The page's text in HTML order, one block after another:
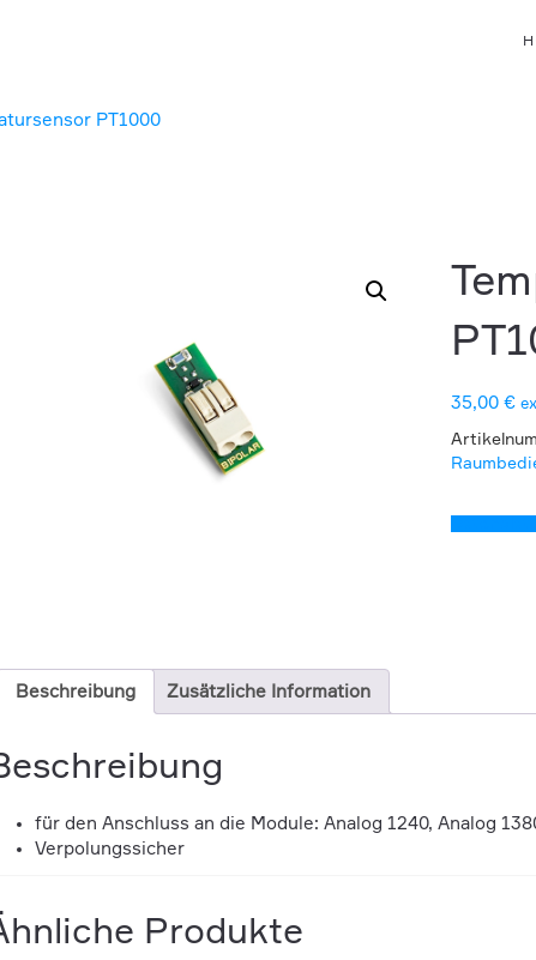
PT1000
35,00€
Beschreibung Zusätzliche Information
für den Anschluss an die Module: Analog 1240, Analog
Verpolungssicher
Produkte